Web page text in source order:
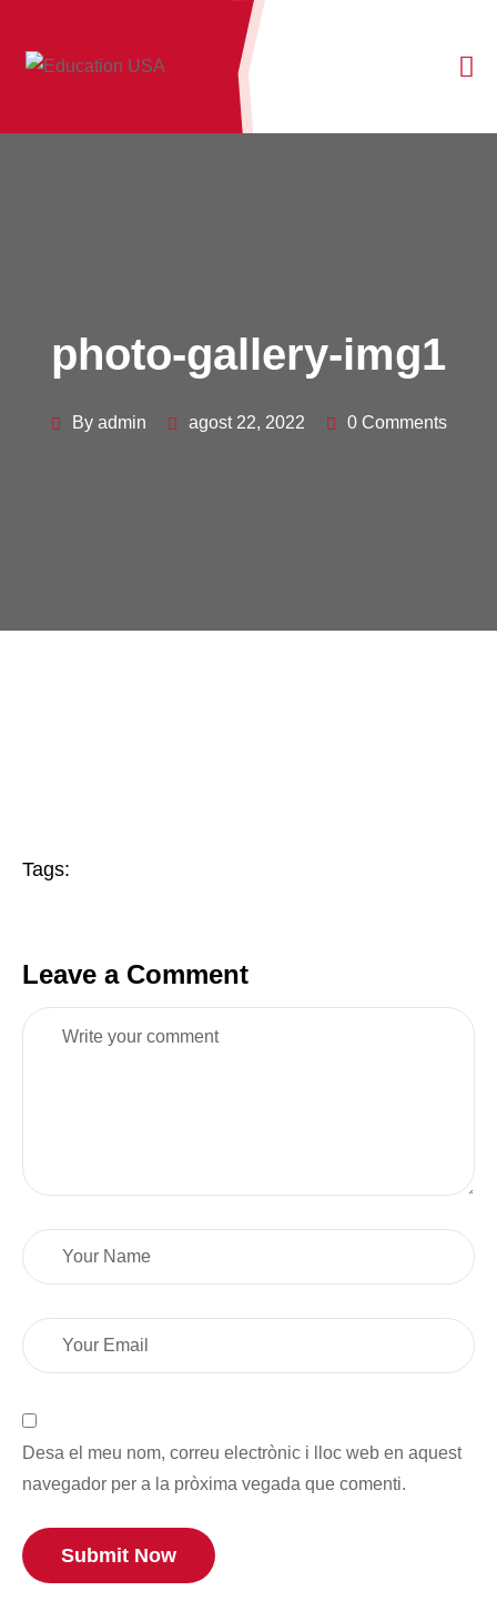
photo-gallery-img1
By admin agost 22, 2022 0 Comments
Tags:
Leave a Comment
Desa el meu nom, correu electrònic i lloc web en aquest
navegador per a la pròxima vegada que comenti.
Submit Now